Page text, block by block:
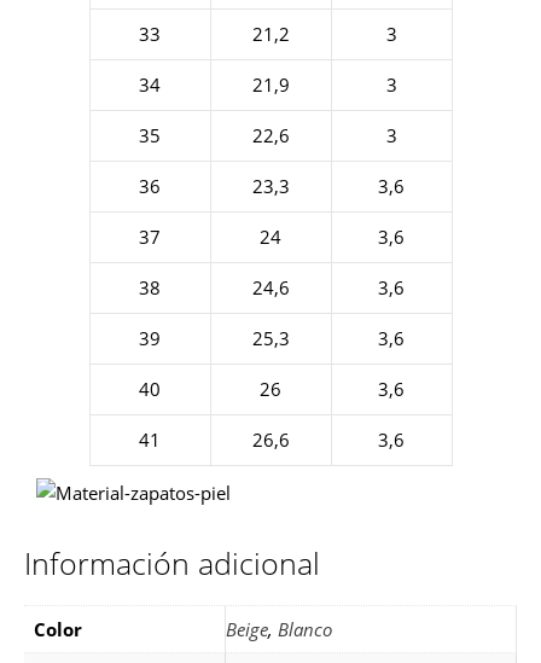
33 21,2 3
34 21,9 3
35 22,6 3
36 23,3 3,6
37 24 3,6
38 24,6 3,6
39 25,3 3,6
40 26 3,6
41 26,6 3,6
Información adicional
Color Beige, Blanco